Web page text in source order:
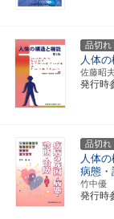
品切れ
人体
佐藤昭
発行時
品切れ
人体
病態・
竹中優
発行時